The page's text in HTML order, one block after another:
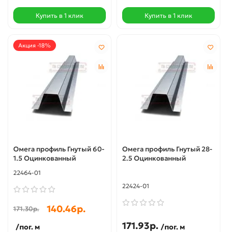
Купить в 1 клик Купить в 1 клик
Акция -18%
Омега профиль Гнутый 60-
1.5 Оцинкованный
22464-01
171.30р. 140.46р.
/пог. м
Омега профиль Гнутый 28-
2.5 Оцинкованный
22424-01
171.93р. /пог. м